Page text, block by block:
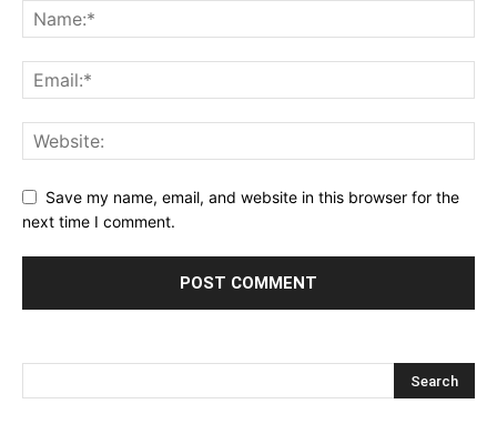
Save my name, email, and website in this browser for the
next time I comment.